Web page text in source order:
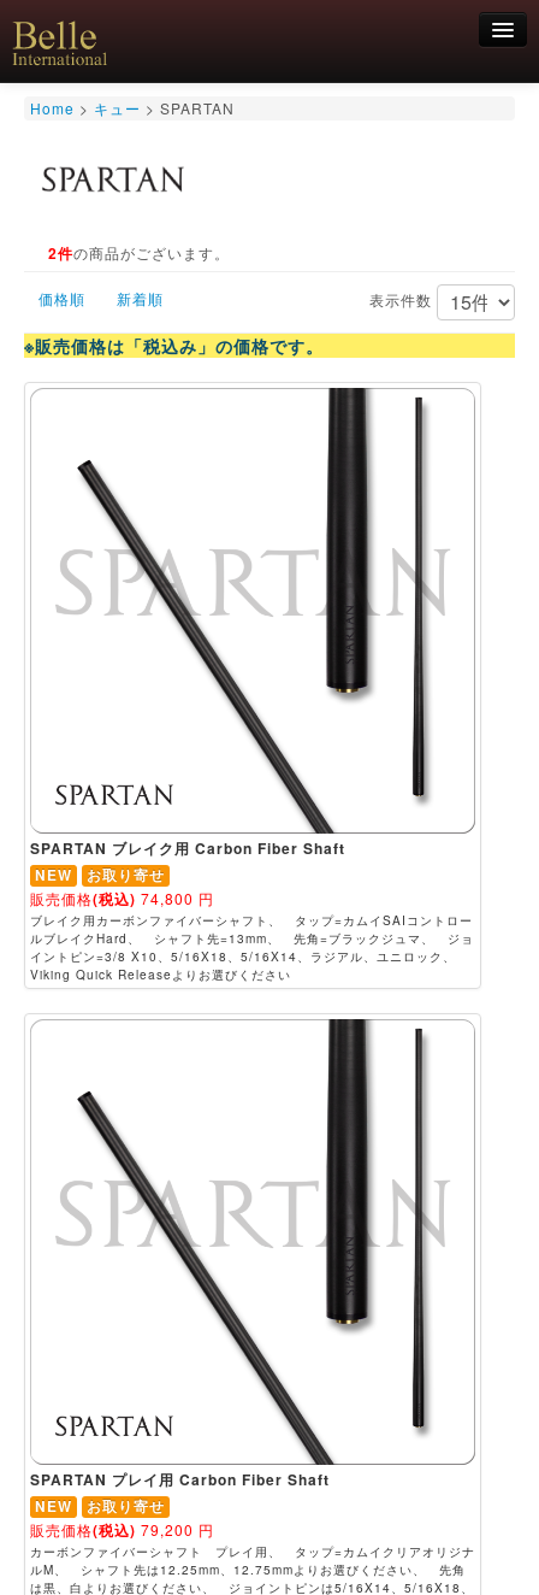
新規会員登録
HOME
キュー用途別
キューケース
特価商品
Home > キュー > SPARTAN
2件の商品がございます。
価格順 新着順 表示件数
※販売価格は「税込み」の価格です。
SPARTAN ブレイク用 Carbon Fiber Shaft
NEW
お取り寄せ
販売価格(税込) 74,800 円
ブレイク用カーボンファイバーシャフト、 タップ=カムイSAIコントロー
ルブレイクHard、 シャフト先=13mm、 先角=ブラックジュマ、 ジョ
イントピン=3/8 X10、5/16X18、5/16X14、ラジアル、ユニロック、
Viking Quick Releaseよりお選びください
SPARTAN プレイ用 Carbon Fiber Shaft
NEW
お取り寄せ
販売価格(税込) 79,200 円
カーボンファイバーシャフト プレイ用、 タップ=カムイクリアオリジナ
ルM、 シャフト先は12.25mm、12.75mmよりお選びください、 先角
は黒、白よりお選びください、 ジョイントピンは5/16X14、5/16X18、